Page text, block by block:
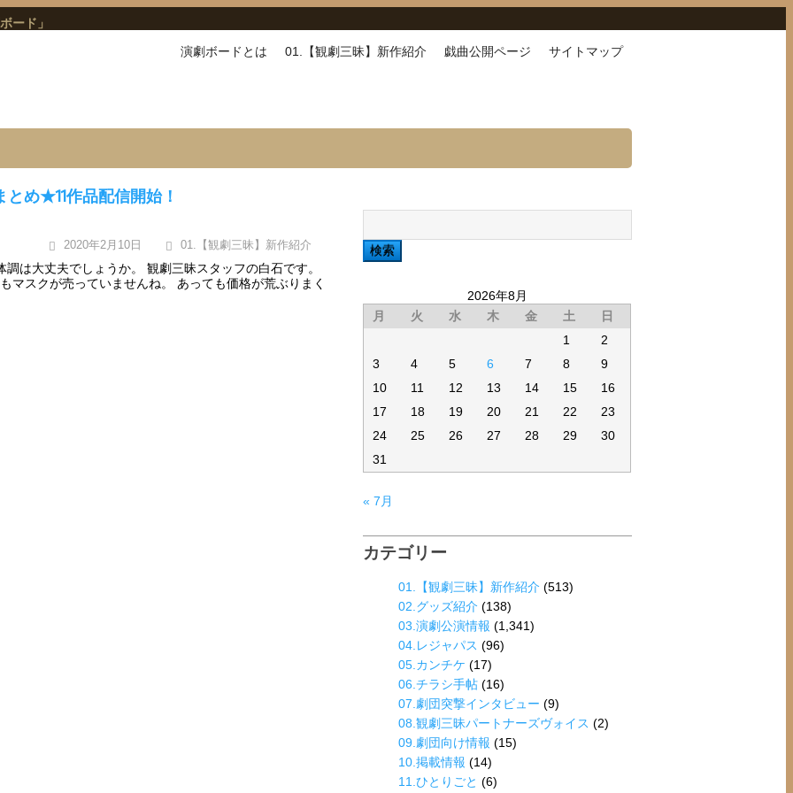
ード」
演劇ボードとは 01.【観劇三昧】新作紹介 戯曲公開ページ サイトマップ
とめ★11作品配信開始！
2020年2月10日 01.【観劇三昧】新作紹介
は大丈夫でしょうか。 観劇三昧スタッフの白石です。
マスクが売っていませんね。 あっても価格が荒ぶりまく
2026年8月
月
火 水 木 金 土
日
1
2
3
4 5 6 7 8
9
10
11 12 13 14 15
16
17
18 19 20 21 22
23
24
25 26 27 28 29
30
31
« 7月
カテゴリー
01.【観劇三昧】新作紹介 (513)
02.グッズ紹介 (138)
03.演劇公演情報 (1,341)
04.レジャパス (96)
05.カンチケ (17)
06.チラシ手帖 (16)
07.劇団突撃インタビュー (9)
08.観劇三昧パートナーズヴォイス (2)
09.劇団向け情報 (15)
10.掲載情報 (14)
11.ひとりごと (6)